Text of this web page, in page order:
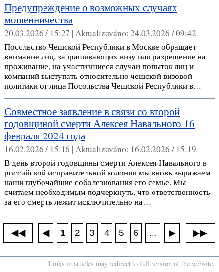
Предупреждение о возможных случаях
мошенничества
20.03.2026 / 15:27 |Aktualizováno: 24.03.2026 / 09:42
Посольство Чешской Республики в Москве обращает
внимание лиц, запрашивающих визу или разрешение на
проживание, на участившиеся случаи попыток лиц и
компаний выступать относительно чешской визовой
политики от лица Посольства Чешской Республики в…
Совместное заявление в связи со второй
годовщиной смерти Алексея Навального 16
февраля 2024 года
16.02.2026 / 15:16 |Aktualizováno: 16.02.2026 / 15:19
В день второй годовщины смерти Алексея Навального в
российской исправительной колонии мы вновь выражаем
наши глубочайшие соболезнования его семье. Мы
считаем необходимым подчеркнуть, что ответственность
за его смерть лежит исключительно на…
◀◀ ◀ 1 2 3 4 5 6 ... ▶ ▶▶
Links in articles may redirect to full version of the website.